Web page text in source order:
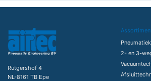
Rutgershof 4
NL-8161 TB Epe
Pneumatiek
2- en 3-